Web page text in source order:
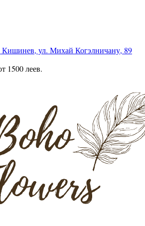
Кишинев, ул. Михай Когэлничану, 89
1500 леев.